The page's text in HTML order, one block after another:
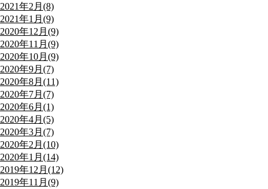
2021年2月(8)
2021年1月(9)
2020年12月(9)
2020年11月(9)
2020年10月(9)
2020年9月(7)
2020年8月(11)
2020年7月(7)
2020年6月(1)
2020年4月(5)
2020年3月(7)
2020年2月(10)
2020年1月(14)
2019年12月(12)
2019年11月(9)